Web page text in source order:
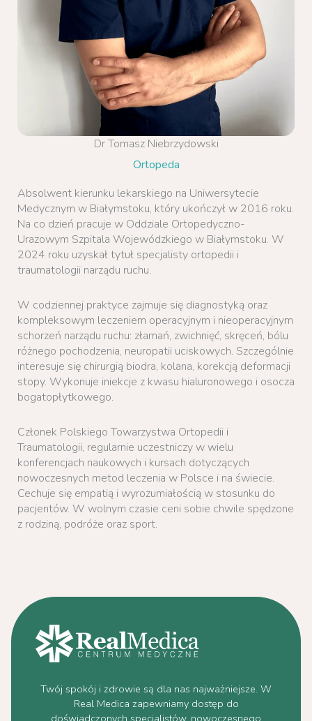
Dr Tomasz Niebrzydowski
Ortopeda
Absolwent kierunku lekarskiego na Uniwersytecie
Medycznym w Białymstoku, który ukończył w 2016 roku.
Na co dzień pracuje w Oddziale Ortopedyczno-
Urazowym Szpitala Wojewódzkiego w Białymstoku. W
2024 roku uzyskał tytuł specjalisty ortopedii i
traumatologii narządu ruchu.
W codziennej praktyce zajmuje się diagnostyką oraz
kompleksowym leczeniem operacyjnym i nieoperacyjnym
schorzeń narządu ruchu: złamań, zwichnięć, skręceń, bólu
różnego pochodzenia, neuropatii uciskowych. Szczególnie
interesuje się chirurgią biodra, kolana, korekcją deformacji
stopy. Wykonuje iniekcje z kwasu hialuronowego i osocza
bogatopłytkowego.
Członek Polskiego Towarzystwa Ortopedii i
Traumatologii, regularnie uczestniczy w wielu
konferencjach naukowych i kursach dotyczących
nowoczesnych metod leczenia w Polsce i na świecie.
Cechuje się empatią i wyrozumiałością w stosunku do
pacjentów. W wolnym czasie ceni sobie chwile spędzone
z rodziną, podróże oraz sport.
Twój spokój i zdrowie są dla nas najważniejsze. W
Real Medica zapewniamy dostęp do
doświadczonych specjalistów, nowoczesnego